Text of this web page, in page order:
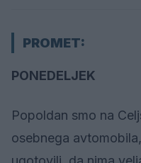
PROMET:
PONEDELJEK
Popoldan smo na
osebnega